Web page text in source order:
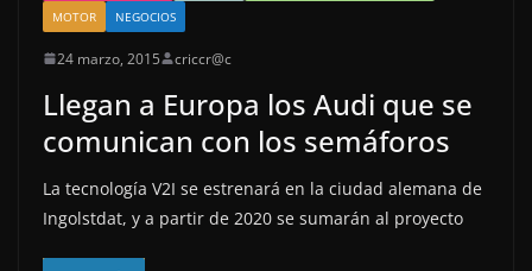
MOTOR
NEGOCIOS
24 marzo, 2015 criccr@c
Llegan a Europa los Audi que se
comunican con los semáforos
La tecnología V2I se estrenará en la ciudad alemana de
Ingolstdat, y a partir de 2020 se sumarán al proyecto